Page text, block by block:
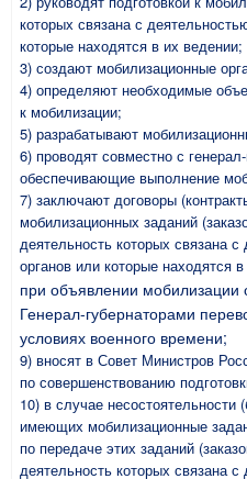
которых связана с
которые находятся в их ведении;
3) создают мобилизационные
4) определяют необходимые
к мобилизации;
5) разрабатывают
6) проводят совместно с
обеспечивающие выполнение
7) заключают договоры
мобилизационных заданий
деятельность которых связана
органов или которые находятся
при объявлении мобилизации
Генерал-губернаторами
условиях военного времени;
9) вносят в Совет Министров
по совершенствованию
10) в случае несостоятельности
имеющих мобилизационные
по передаче этих заданий
деятельность которых связана